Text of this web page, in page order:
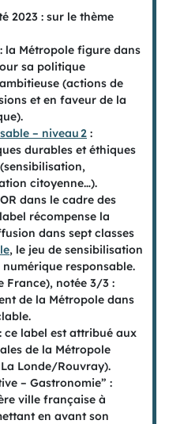
2023 : sur le thème
: la Métropole figure dans
sa politique
(actions de
et en faveur de la
– niveau 2 :
durables et éthiques
citoyenne…).
dans le cadre des
récompense la
dans sept classes
, le jeu de sensibilisation
responsable.
France), notée 3/3 :
de la Métropole dans
ce label est attribué aux
de la Métropole
Londe/Rouvray).
– Gastronomie” :
ville française à
en avant son